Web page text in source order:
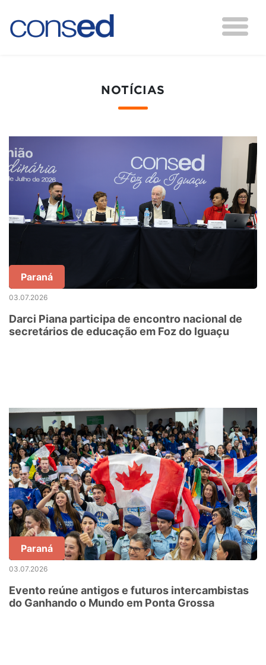
NOTÍCIAS
Paraná
03.07.2026
Darci Piana participa de encontro nacional de
secretários de educação em Foz do Iguaçu
Paraná
03.07.2026
Evento reúne antigos e futuros intercambistas
do Ganhando o Mundo em Ponta Grossa